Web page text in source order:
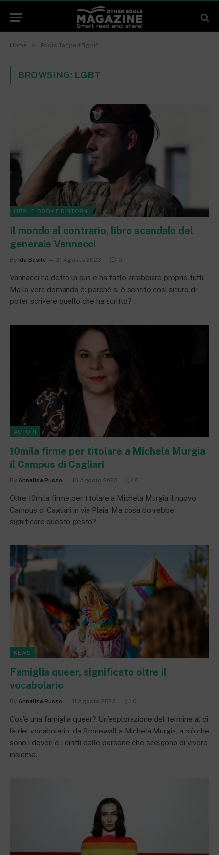
Home » Posts Tagged "lgbt"
BROWSING: LGBT
LIBRI, E-BOOK E DINTORNI
Il mondo al contrario, libro scandalo del
generale Vannacci
By Ida Basile 21 Agosto 2023 0
Vannacci ha detto la sua e ha fatto arrabbiare proprio tutti.
Ma la vera domanda è: perché si è sentito così sicuro di
poter scrivere quello che ha scritto?
AUTORI
10mila firme per titolare a Michela Murgia
il Campus di Cagliari
By Annalisa Russo 18 Agosto 2023 0
Oltre 10mila firme per titolare a Michela Murgia il nuovo
Campus di Cagliari in via Plaia. Ma cosa potrebbe
significare questo gesto?
NEWS
Famiglia queer, significato oltre il
vocabolario
By Annalisa Russo 11 Agosto 2023 0
Cos’è una famiglia queer? Un’esplorazione del termine al di
là del vocabolario: da Stonewall a Michela Murgia, a ciò che
sono i doveri e i diritti delle persone che scelgono di vivere
insieme.